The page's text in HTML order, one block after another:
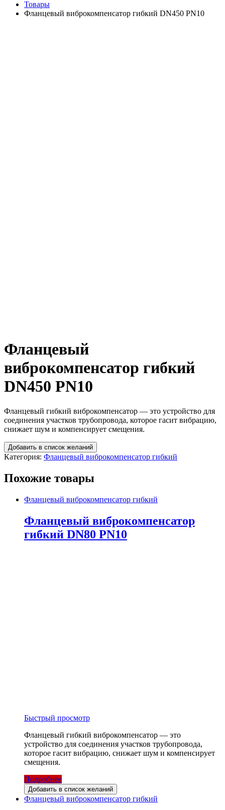
Товары
Фланцевый виброкомпенсатор гибкий DN450 PN10
Фланцевый
виброкомпенсатор гибкий
DN450 PN10
Фланцевый гибкий виброкомпенсатор — это устройство для
соединения участков трубопровода, которое гасит вибрацию,
снижает шум и компенсирует смещения.
Добавить в список желаний
Категория: Фланцевый виброкомпенсатор гибкий
Похожие товары
Фланцевый виброкомпенсатор гибкий
Фланцевый виброкомпенсатор
гибкий DN80 PN10
Быстрый просмотр
Фланцевый гибкий виброкомпенсатор — это
устройство для соединения участков трубопровода,
которое гасит вибрацию, снижает шум и компенсирует
смещения.
Подробнее
Добавить в список желаний
Фланцевый виброкомпенсатор гибкий